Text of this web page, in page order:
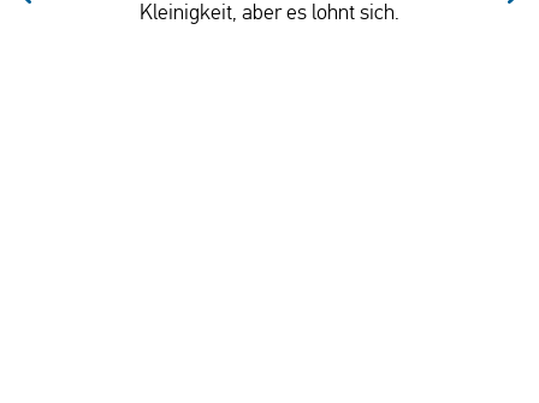
Kleinigkeit, aber es lohnt sich.